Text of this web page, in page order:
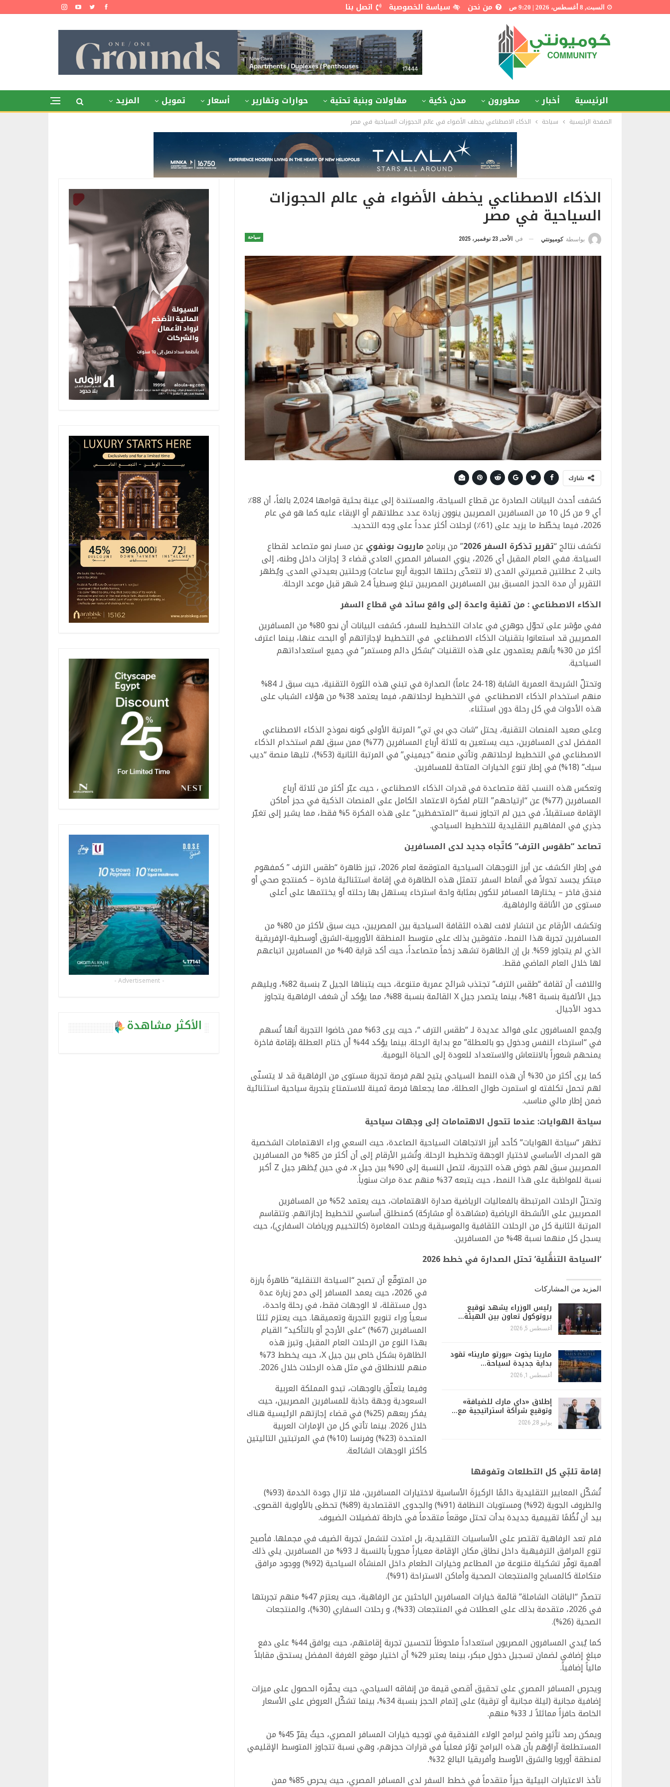
السبت, 8 أغسطس، 2026 | 9:20 ص من نحن سياسة الخصوصية اتصل بنا
الرئيسية أخبار مطورون مدن ذكية مقاولات وبنية تحتية حوارات وتقارير أسعار تمويل المزيد
الصفحة الرئيسية سياحة الذكاء الاصطناعي يخطف الأضواء في عالم الحجوزات السياحية في مصر
الذكاء الاصطناعي يخطف الأضواء في عالم الحجوزات
السياحية في مصر
سياحة بواسطة كوميونتي في الأحد, 23 نوفمبر، 2025
شارك
كشفت أحدث البيانات الصادرة عن قطاع السياحة، والمستندة إلى عينة بحثية قوامها 2,024 بالغاً، أن 88٪
أي 9 من كل 10 من المسافرين المصريين ينوون زيادة عدد عطلاتهم أو الإبقاء عليه كما هو في عام
2026، فيما يخطّط ما يزيد على (61٪) لرحلات أكثر عدداً على وجه التحديد.
تكشف نتائج “تقرير تذكرة السفر 2026 ” من برنامجماريوت بونفوي عن مسار نمو متصاعد لقطاع
السياحة. ففي العام المقبل أي 2026، ينوي المسافر المصري العادي قضاء 3 إجازات داخل وطنه، إلى
جانب 2 عطلتين قصيرتي المدى (لا تتعدّى رحلتها الجوية أربع ساعات) ورحلتين بعيدتي المدى. ويُظهر
التقرير أن مدة الحجز المسبق بين المسافرين المصريين تبلغ وسطياً 2.4 شهر قبل موعد الرحلة.
الذكاء الاصطناعي : من تقنية واعدة إلى واقع سائد في قطاع السفر
ففي مؤشر على تحوّل جوهري في عادات التخطيط للسفر، كشفت البيانات أن نحو 80% من المسافرين
المصريين قد استعانوا بتقنيات الذكاء الاصطناعي في التخطيط لإجازاتهم أو البحث عنها، بينما اعترف
أكثر من 30% بأنهم يعتمدون على هذه التقنيات “بشكل دائم ومستمر” في جميع استعداداتهم
السياحية.
وتحتلّ الشريحة العمرية الشابة (18-24 عاماً) الصدارة في تبني هذه الثورة التقنية، حيث سبق لـ 84%
منهم استخدام الذكاء الاصطناعي في التخطيط لرحلاتهم، فيما يعتمد 38% من هؤلاء الشباب على
هذه الأدوات في كل رحلة دون استثناء.
وعلى صعيد المنصات التقنية، يحتل “شات جي بي تي” المرتبة الأولى كونه نموذج الذكاء الاصطناعي
المفضل لدى المسافرين، حيث يستعين به ثلاثة أرباع المسافرين (77%) ممن سبق لهم استخدام الذكاء
الاصطناعي في التخطيط لرحلاتهم. وتأتي منصة “جيميني” في المرتبة الثانية (53%)، تليها منصة “ديب
سيك” (18%) في إطار تنوع الخيارات المتاحة للمسافرين.
وتعكس هذه النسب ثقة متصاعدة في قدرات الذكاء الاصطناعي ، حيث عبّر أكثر من ثلاثة أرباع
المسافرين (77%) عن “ارتياحهم” التام لفكرة الاعتماد الكامل على المنصات الذكية في حجز أماكن
الإقامة مستقبلاً، في حين لم اتجاوز نسبة “المتحفظين” على هذه الفكرة 5% فقط، مما يشير إلى تغيّر
جذري في المفاهيم التقليدية للتخطيط السياحي.
تصاعد “طقوس الترف” كاتّجاه جديد لدى المسافرين
في إطار الكشف عن أبرز التوجهات السياحية المتوقعة لعام 2026، تبرز ظاهرة “طقس الترف ” كمفهوم
مبتكر يجسد تحولاً في أنماط السفر. تتمثل هذه الظاهرة في إقامة استثنائية فاخرة – كمنتجع صحي أو
فندق فاخر – يختارها المسافر لتكون بمثابة واحة استرخاء يستهل بها رحلته أو يختتمها على أعلى
مستوى من الأناقة والرفاهية.
وتكشف الأرقام عن انتشار لافت لهذه الثقافة السياحية بين المصريين، حيث سبق لأكثر من 80% من
المسافرين تجربة هذا النمط، متفوقين بذلك على متوسط المنطقة الأوروبية-الشرق أوسطية-الإفريقية
الذي لم يتجاوز 59%. بل إن الظاهرة تشهد زخماً متصاعداً، حيث أكد قرابة 40% من المسافرين اتباعهم
لها خلال العام الماضي فقط.
واللافت أن ثقافة “طقس الترف” تجتذب شرائح عمرية متنوعة، حيث يتبناها الجيل Z بنسبة 82%، ويليهم
جيل الألفية بنسبة 81%، بينما يتصدر جيل X القائمة بنسبة 88%، مما يؤكد أن شغف الرفاهية يتجاوز
حدود الأجيال.
ويُجمع المسافرون على فوائد عديدة لـ “طقس الترف “، حيث يرى 63% ممن خاضوا التجربة أنها تُسهم
في “استرخاء النفس ودخول جو بالعطلة” مع بداية الرحلة. بينما يؤكد 44% أن ختام العطلة بإقامة فاخرة
يمنحهم شعوراً بالانتعاش والاستعداد للعودة إلى الحياة اليومية.
كما يرى أكثر من 30% أن هذه النمط السياحي يتيح لهم فرصة تجربة مستوى من الرفاهية قد لا يتسنّى
لهم تحمل تكلفته لو استمرت طوال العطلة، مما يجعلها فرصة ثمينة للاستمتاع بتجربة سياحية استثنائية
ضمن إطار مالي مناسب.
سياحة الهوايات: عندما تتحول الاهتمامات إلى وجهات سياحية
تظهر “سياحة الهوايات” كأحد أبرز الاتجاهات السياحية الصاعدة، حيث السعي وراء الاهتمامات الشخصية
هو المحرك الأساسي لاختيار الوجهة وتخطيط الرحلة. وتُشير الأرقام إلى أن أكثر من 85% من المسافرين
المصريين سبق لهم خوض هذه التجربة، لتصل النسبة إلى 90% بين جيل x، في حين يُظهر جيل Z أكبر
نسبة للمواظبة على هذا النمط، حيث يتبعه 37% منهم عدة مرات سنوياً.
وتحتلّ الرحلات المرتبطة بالفعاليات الرياضية صدارة الاهتمامات، حيث يعتمد 52% من المسافرين
المصريين على الأنشطة الرياضية (مشاهدة أو مشاركة) كمنطلق أساسي لتخطيط إجازاتهم. وتتقاسم
المرتبة الثانية كل من الرحلات الثقافية والموسيقية ورحلات المغامرة (كالتخييم ورياضات السفاري)، حيث
يسجل كل منهما نسبة 48% من المسافرين.
‘السياحة التنقُّلية’ تحتل الصدارة في خطط 2026
المزيد من المشاركات
رئيس الوزراء يشهد توقيع
بروتوكول تعاون بين الهيئة…
أغسطس 5, 2026
مارينا يخوت «بورتو مارينا» تقود
بداية جديدة لسياحة…
أغسطس 1, 2026
إطلاق «داي مارك للضيافة»
وتوقيع شراكة استراتيجية مع…
يوليو 28, 2026
من المتوقّع أن تصبح “السياحة التنقلية” ظاهرةً بارزة
في 2026، حيث يعمد المسافر إلى دمج زيارة عدة
دول مستقلة، لا الوجهات فقط، في رحلة واحدة،
سعياً وراء تنويع التجربة وتعميقها. حيث يعتزم ثلثا
المسافرين (67%) “على الأرجح أو بالتأكيد” القيام
بهذا النوع من الرحلات العام المقبل. وتبرز هذه
الظاهرة بشكل خاص بين جيل X، حيث يخطط 73%
منهم للانطلاق في مثل هذه الرحلات خلال 2026.
وفيما يتعلّق بالوجهات، تبدو المملكة العربية
السعودية وجهة جاذبة للمسافرين المصريين، حيث
يفكر ربعهم (25%) في قضاء إجازتهم الرئيسية هناك
خلال 2026. بينما تأتي كل من الإمارات العربية
المتحدة (23%) وفرنسا (10%) في المرتبتين التاليتين
كأكثر الوجهات الشائعة.
إقامة تلبّي كل التطلعات وتفوقها
تُشكّل المعايير التقليدية دائمًا الركيزةَ الأساسية لاختيارات المسافرين، فلا تزال جودة الخدمة (93%)
والظروف الجوية (92%) ومستويات النظافة (91%) والجدوى الاقتصادية (89%) تحظى بالأولوية القصوى.
بيد أن نُظُمًا تقييمية جديدة بدأت تحتل موقعاً متقدماً في خارطة تفضيلات الضيوف.
فلم تعد الرفاهية تقتصر على الأساسيات التقليدية، بل امتدت لتشمل تجربة الضيف في مجملها. فأصبح
تنوع المرافق الترفيهية داخل نطاق مكان الإقامة معياراً محورياً بالنسبة لـ 93% من المسافرين. يلي ذلك
أهمية توفّر تشكيلة متنوعة من المطاعم وخيارات الطعام داخل المنشأة السياحية (92%) ووجود مرافق
متكاملة كالمسابح والمنتجعات الصحية وأماكن الاستراحة (91%).
تتصدّر “الباقات الشاملة” قائمة خيارات المسافرين الباحثين عن الرفاهية، حيث يعتزم 47% منهم تجربتها
في 2026، متقدمة بذلك على العطلات في المنتجعات (33%)، و رحلات السفاري (30%)، والمنتجعات
الصحية (26%).
كما يُبدي المسافرون المصريون استعداداً ملحوظاً لتحسين تجربة إقامتهم، حيث يوافق 44% على دفع
مبلغ إضافي لضمان تسجيل دخول مبكر، بينما يعتبر 29% أن اختيار موقع الغرفة المفضل يستحق مقابلاً
مالياً إضافياً.
ويحرص المسافر المصري على تحقيق أقصى قيمة من إنفاقه السياحي، حيث يحفّزه الحصول على ميزات
إضافية مجانية (ليلة مجانية أو ترقية) على إتمام الحجز بنسبة 34%، بينما تشكّل العروض على الأسعار
الخاصة حافزاً مماثلاً لـ 33% منهم.
ويمكن رصد تأثيرٍ واضح لبرامج الولاء الفندقية في توجيه خيارات المسافر المصري، حيثُ يقرّ 45% من
المستطلعة آراؤهم بأن هذه البرامج تؤثر فعلياً في قرارات حجزهم، وهي نسبة تتجاوز المتوسط الإقليمي
لمنطقة أوروبا والشرق الأوسط وأفريقيا البالغ 32%.
تأخذ الاعتبارات البيئية حيزاً متقدماً في خطط السفر لدى المسافر المصري، حيث يحرص 85% ممن
- Advertisement -
الأكثر مشاهدة